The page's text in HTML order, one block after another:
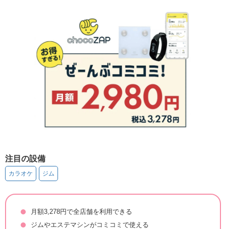
注目の設備
カラオケ ジム
月額3,278円で全店舗を利用できる
ジムやエステマシンがコミコミで使える